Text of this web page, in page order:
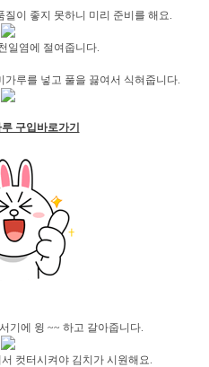
이 좋지 못하니 미리 준비를 해요.
일염에 절여줍니다.
루를 넣고 풀을 끓여서 식혀줍니다.
구입바로가기
기에 윙 ~~ 하고 갈아줍니다.
컷터시켜야 김치가 시원해요.